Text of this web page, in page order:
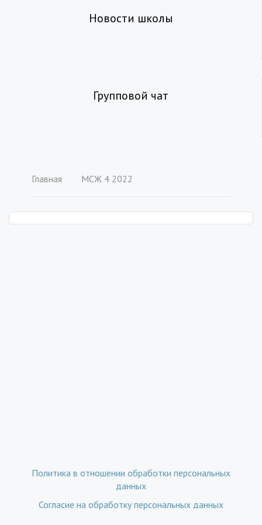
Новости школы
Групповой чат
Главная МСЖ 4 2022
Политика в отношении обработки персональных
данных
Согласие на обработку персональных данных